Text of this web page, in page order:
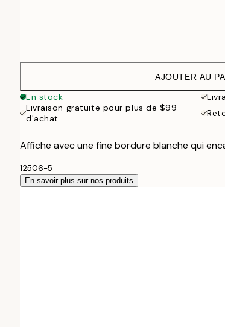
AJOUTER AU
En stock
Livraison gratuite pour plus de $99
d'achat
Affiche avec une fine bordure blanche qui
12506-5
En savoir plus sur nos produits